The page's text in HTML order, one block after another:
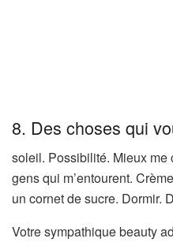
8. Des choses qui
soleil. Possibilité. Mieux me
gens qui m’entourent.
un cornet de sucre. Dormir.
Votre sympathique beauty